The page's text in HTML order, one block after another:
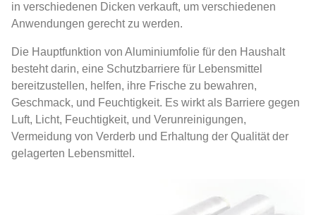
in verschiedenen Dicken verkauft, um verschiedenen
Anwendungen gerecht zu werden.
Die Hauptfunktion von Aluminiumfolie für den Haushalt
besteht darin, eine Schutzbarriere für Lebensmittel
bereitzustellen, helfen, ihre Frische zu bewahren,
Geschmack, und Feuchtigkeit. Es wirkt als Barriere gegen
Luft, Licht, Feuchtigkeit, und Verunreinigungen,
Vermeidung von Verderb und Erhaltung der Qualität der
gelagerten Lebensmittel.